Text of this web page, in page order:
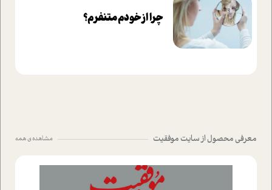
چرا از خودم متنفرم؟
معرفی محصول از سایت موفقیت مشاهده ی همه